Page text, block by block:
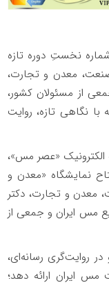
نخستِ دوره تازه
معدن و تجارت،
از مسئولان کشور،
با نگاهی تازه، روایت
الکترونیک «عصر مس»،
افتتاح نمایشگاه «معدن و
معدن و تجارت، دکتر
مس ایران و جمعی از
روایت‌گری رسانه‌ای،
ایران ارائه دهد؛